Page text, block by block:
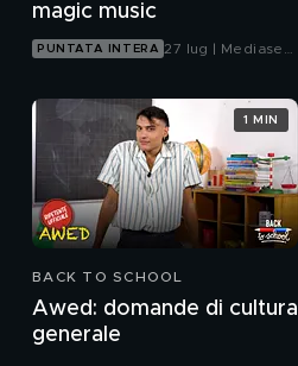
magic music
PUNTATA INTERA 27 lug | Mediaset
BACK TO SCHOOL
Awed: domande di cultura
generale
1 MIN